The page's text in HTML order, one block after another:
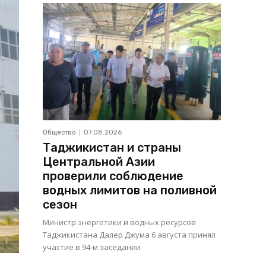
Общество 07.08.2026
Таджикистан и страны
Центральной Азии
проверили соблюдение
водных лимитов на поливной
сезон
Министр энергетики и водных ресурсов
Таджикистана Далер Джума 6 августа принял
участие в 94-м заседании